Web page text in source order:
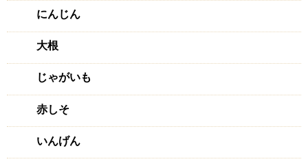
にんじん
大根
じゃがいも
赤しそ
いんげん